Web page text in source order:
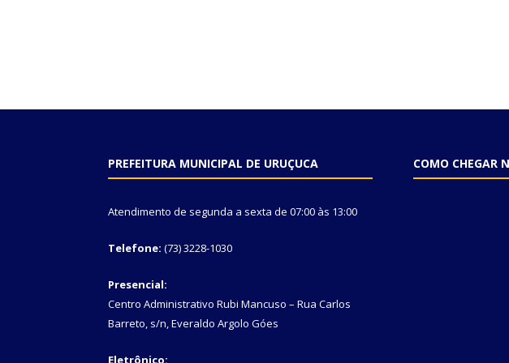
PREFEITURA MUNICIPAL DE URUÇUCA
Atendimento de segunda a sexta de 07:00 às 13:00
Telefone: (73) 3228-1030
Presencial:
Centro Administrativo Rubi Mancuso – Rua Carlos
Barreto, s/n, Everaldo Argolo Góes
Eletrônico:
COMO CHEGAR